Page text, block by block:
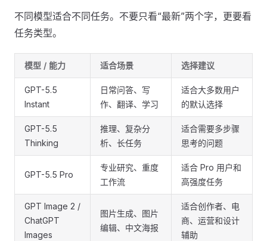
不同模型适合不同任务。不要只看“最新”两个字，更要看
任务类型。
模型 / 能力 适合场景 选择建议
GPT-5.5
Instant
日常问答、写
作、翻译、学习
适合大多数用户
的默认选择
GPT-5.5
Thinking
推理、复杂分
析、长任务
适合需要多步骤
思考的问题
GPT-5.5 Pro
专业研究、重度
工作流
适合 Pro 用户和
高强度任务
GPT Image 2 /
ChatGPT
Images
图片生成、图片
编辑、中文海报
适合创作者、电
商、运营和设计
辅助